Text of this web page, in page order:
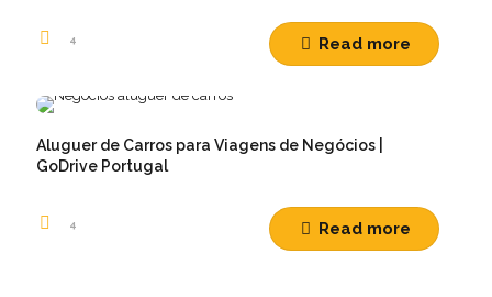
4 Read more
Aluguer de Carros para Viagens de Negócios |
GoDrive Portugal
4 Read more